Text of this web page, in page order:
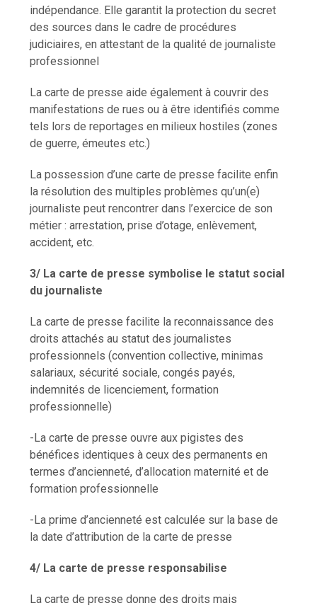
indépendance. Elle garantit la protection du secret
des sources dans le cadre de procédures
judiciaires, en attestant de la qualité de journaliste
professionnel
La carte de presse aide également à couvrir des
manifestations de rues ou à être identifiés comme
tels lors de reportages en milieux hostiles (zones
de guerre, émeutes etc.)
La possession d’une carte de presse facilite enfin
la résolution des multiples problèmes qu’un(e)
journaliste peut rencontrer dans l’exercice de son
métier : arrestation, prise d’otage, enlèvement,
accident, etc.
3/ La carte de presse symbolise le statut social
du journaliste
La carte de presse facilite la reconnaissance des
droits attachés au statut des journalistes
professionnels (convention collective, minimas
salariaux, sécurité sociale, congés payés,
indemnités de licenciement, formation
professionnelle)
-La carte de presse ouvre aux pigistes des
bénéfices identiques à ceux des permanents en
termes d’ancienneté, d’allocation maternité et de
formation professionnelle
-La prime d’ancienneté est calculée sur la base de
la date d’attribution de la carte de presse
4/ La carte de presse responsabilise
La carte de presse donne des droits mais